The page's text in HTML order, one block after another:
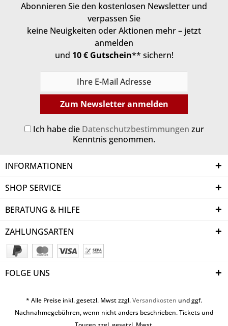
Abonnieren Sie den kostenlosen Newsletter und
verpassen Sie
keine Neuigkeiten oder Aktionen mehr – jetzt
anmelden
und 10 € Gutschein** sichern!
Zum Newsletter anmelden
Ich habe die Datenschutzbestimmungen zur
Kenntnis genommen.
INFORMATIONEN
SHOP SERVICE
BERATUNG & HILFE
ZAHLUNGSARTEN
FOLGE UNS
* Alle Preise inkl. gesetzl. Mwst zzgl.Versandkosten und ggf.
Nachnahmegebühren, wenn nicht anders beschrieben. Tickets und